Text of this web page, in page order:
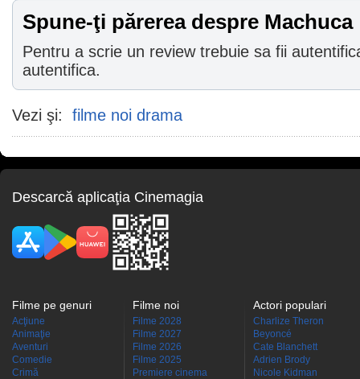
Spune-ţi părerea despre Machuca
Pentru a scrie un review trebuie sa fii
autentifica.
Vezi şi: filme noi drama
Descarcă aplicaţia Cinemagia
Filme pe genuri
Acţiune
Animaţie
Aventuri
Comedie
Crimă
Filme noi
Filme 2028
Filme 2027
Filme 2026
Filme 2025
Premiere cinema
Actori populari
Charlize Theron
Beyoncé
Cate Blanchett
Adrien Brody
Nicole Kidman